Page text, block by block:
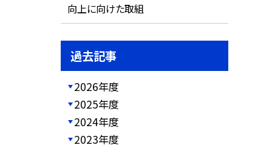
向上に向けた取組
過去記事
2026年度
2025年度
2024年度
2023年度